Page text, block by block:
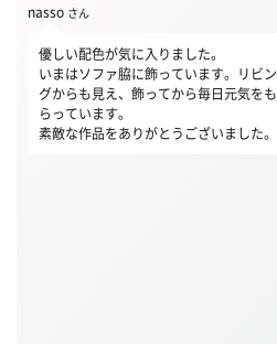
nasso さん
優しい配色が気に入りました。
いまはソファ脇に飾っています。リビン
グからも見え、飾ってから毎日元気をも
らっています。
素敵な作品をありがとうございました。